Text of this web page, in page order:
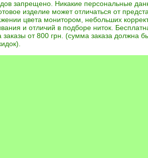
запрещено. Никакие персональные
изделие может отличаться от
цвета монитором, небольших
и отличий в подборе ниток.
заказы от 800 грн. (сумма заказа должна